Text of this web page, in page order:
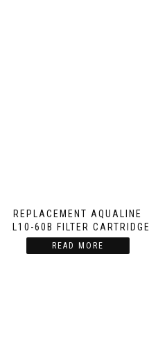
REPLACEMENT AQUALINE
AL10-60B FILTER CARTRIDGE
READ MORE